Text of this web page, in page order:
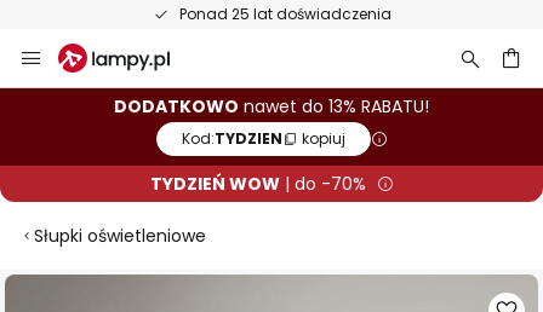
Ponad 25 lat doświadczenia
Przejdź
do
DODATKOWO nawet do 13% RABATU!
Kod:TYDZIEN kopiuj
TYDZIEŃ WOW| do -70%
Słupki oświetleniowe
Przejdź